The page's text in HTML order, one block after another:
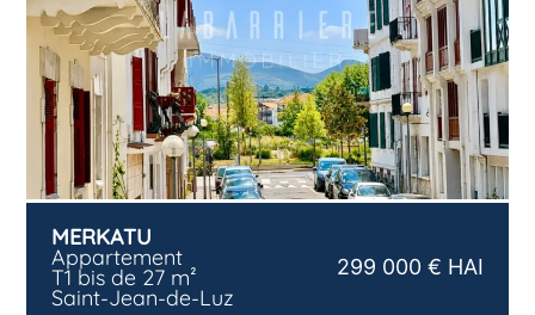
MERKATU
Appartement
T1 bis de 27 m²
Saint-Jean-de-Luz
299 000 € HAI